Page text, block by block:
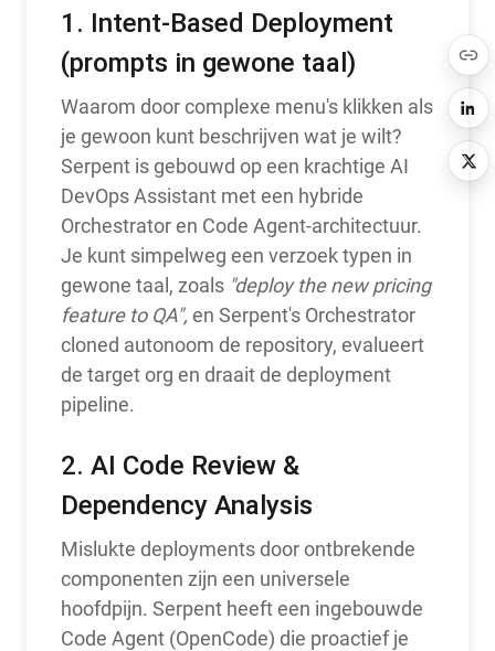
1. Intent-Based Deployment
(prompts in gewone taal)
Waarom door complexe menu's klikken als
je gewoon kunt beschrijven wat je wilt?
Serpent is gebouwd op een krachtige AI
DevOps Assistant met een hybride
Orchestrator en Code Agent-architectuur.
Je kunt simpelweg een verzoek typen in
gewone taal, zoals "deploy the new pricing
feature to QA", en Serpent's Orchestrator
cloned autonoom de repository, evalueert
de target org en draait de deployment
pipeline.
2. AI Code Review &
Dependency Analysis
Mislukte deployments door ontbrekende
componenten zijn een universele
hoofdpijn. Serpent heeft een ingebouwde
Code Agent (OpenCode) die proactief je